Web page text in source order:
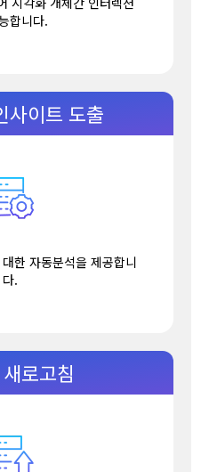
합니다.
사이트 도출
한 자동분석을 제공합니
다.
로고침